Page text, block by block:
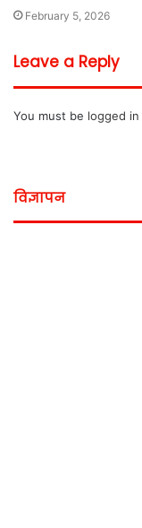
February 5, 2026
Leave a Reply
You must be logged in
विज्ञापन